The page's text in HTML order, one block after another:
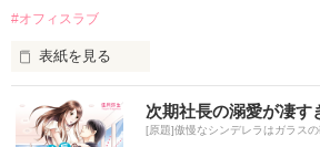
大村真翔　(Manato Omura)２９歳　大
その優しい笑顔を信じていいの？本当の
#オフィスラブ
表紙を見る
※バッドエンドではありません^_^
次期社長の溺愛が凄す
[原題]傲慢なシンデレラはガラス